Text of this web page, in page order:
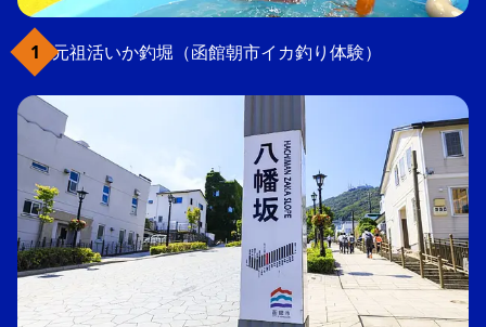
元祖活いか釣堀（函館朝市イカ釣り体験）